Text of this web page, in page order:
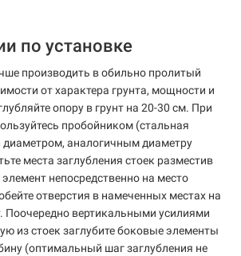
по установке
производить в обильно пролитый
от характера грунта, мощности и
опору в грунт на 20-30 см. При
пробойником (стальная
диаметром, аналогичным диаметру
места заглубления стоек разместив
непосредственно на место
отверстия в намеченных местах на
Поочередно вертикальными усилиями
из стоек заглубите боковые элементы
(оптимальный шаг заглубления не